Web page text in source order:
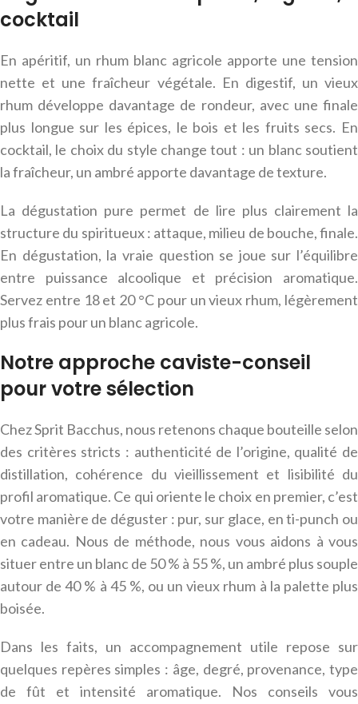
cocktail
En apéritif, un rhum blanc agricole apporte une tension
nette et une fraîcheur végétale. En digestif, un vieux
rhum développe davantage de rondeur, avec une finale
plus longue sur les épices, le bois et les fruits secs. En
cocktail, le choix du style change tout : un blanc soutient
la fraîcheur, un ambré apporte davantage de texture.
La dégustation pure permet de lire plus clairement la
structure du spiritueux : attaque, milieu de bouche, finale.
En dégustation, la vraie question se joue sur l’équilibre
entre puissance alcoolique et précision aromatique.
Servez entre 18 et 20 °C pour un vieux rhum, légèrement
plus frais pour un blanc agricole.
Notre approche caviste-conseil
pour votre sélection
Chez Sprit Bacchus, nous retenons chaque bouteille selon
des critères stricts : authenticité de l’origine, qualité de
distillation, cohérence du vieillissement et lisibilité du
profil aromatique. Ce qui oriente le choix en premier, c’est
votre manière de déguster : pur, sur glace, en ti-punch ou
en cadeau. Nous de méthode, nous vous aidons à vous
situer entre un blanc de 50 % à 55 %, un ambré plus souple
autour de 40 % à 45 %, ou un vieux rhum à la palette plus
boisée.
Dans les faits, un accompagnement utile repose sur
quelques repères simples : âge, degré, provenance, type
de fût et intensité aromatique. Nos conseils vous